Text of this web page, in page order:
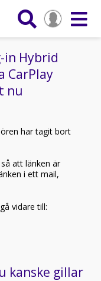
in Hybrid
CarPlay
nu
har tagit bort
att länken är
i ett mail,
vidare till:
kanske gillar